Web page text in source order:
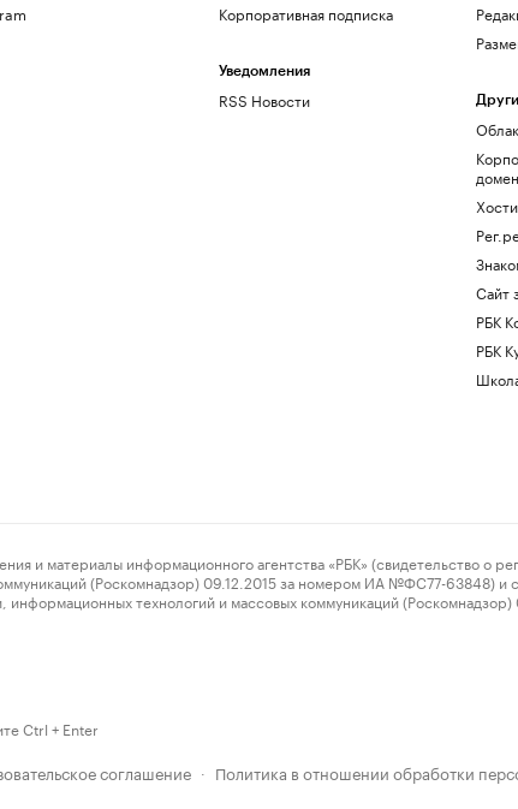
Корпоративная подписка
Уведомления
RSS Новости
Сайт
РБК
РБК
информационного агентства «РБК» (свидетельство о
(Роскомнадзор) 09.12.2015 за номером ИА №ФС77-63848) и
технологий и массовых коммуникаций
Ctrl + Enter
соглашение · Политика в отношении обработки